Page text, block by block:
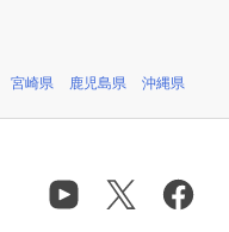
宮崎県 鹿児島県 沖縄県